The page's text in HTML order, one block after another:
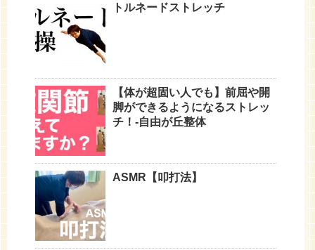
トルネードストレッチ
【体が超固い人でも】前屈や開
脚ができるようになるストレッ
チ！-自由が丘整体
ASMR【叩打法】